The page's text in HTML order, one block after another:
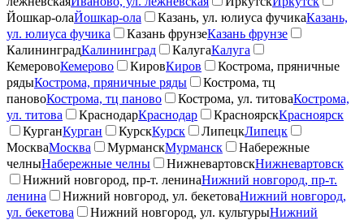
Йошкар-олаЙошкар-ола Казань, ул. юлиуса фучикаКазань,
ул. юлиуса фучика
Казань фрунзеКазань фрунзе
КалининградКалининград КалугаКалуга
КемеровоКемерово КировКиров
Кострома, пряничные
рядыКострома, пряничные ряды
Кострома, тц
пановоКострома, тц паново Кострома, ул. титоваКострома,
ул. титова
КраснодарКраснодар КрасноярскКрасноярск
КурганКурган КурскКурск ЛипецкЛипецк
МоскваМосква МурманскМурманск
Набережные
челныНабережные челны НижневартовскНижневартовск
Нижний новгород, пр-т. ленинаНижний новгород, пр-т.
ленина
Нижний новгород, ул. бекетоваНижний новгород,
ул. бекетова
Нижний новгород, ул. культурыНижний